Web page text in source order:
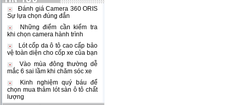
Đánh giá Camera 360 ORIS
Sự lựa chọn đúng đắn
Những điểm cần kiểm tra
khi chọn camera hành trình
Lót cốp da ô tô cao cấp bảo
vệ toàn diện cho cốp xe của bạn
Vào mùa đông thường dễ
mắc 6 sai lầm khi chăm sóc xe
Kinh nghiệm quý báu để
chọn mua thảm lót sàn ô tô chất
lượng